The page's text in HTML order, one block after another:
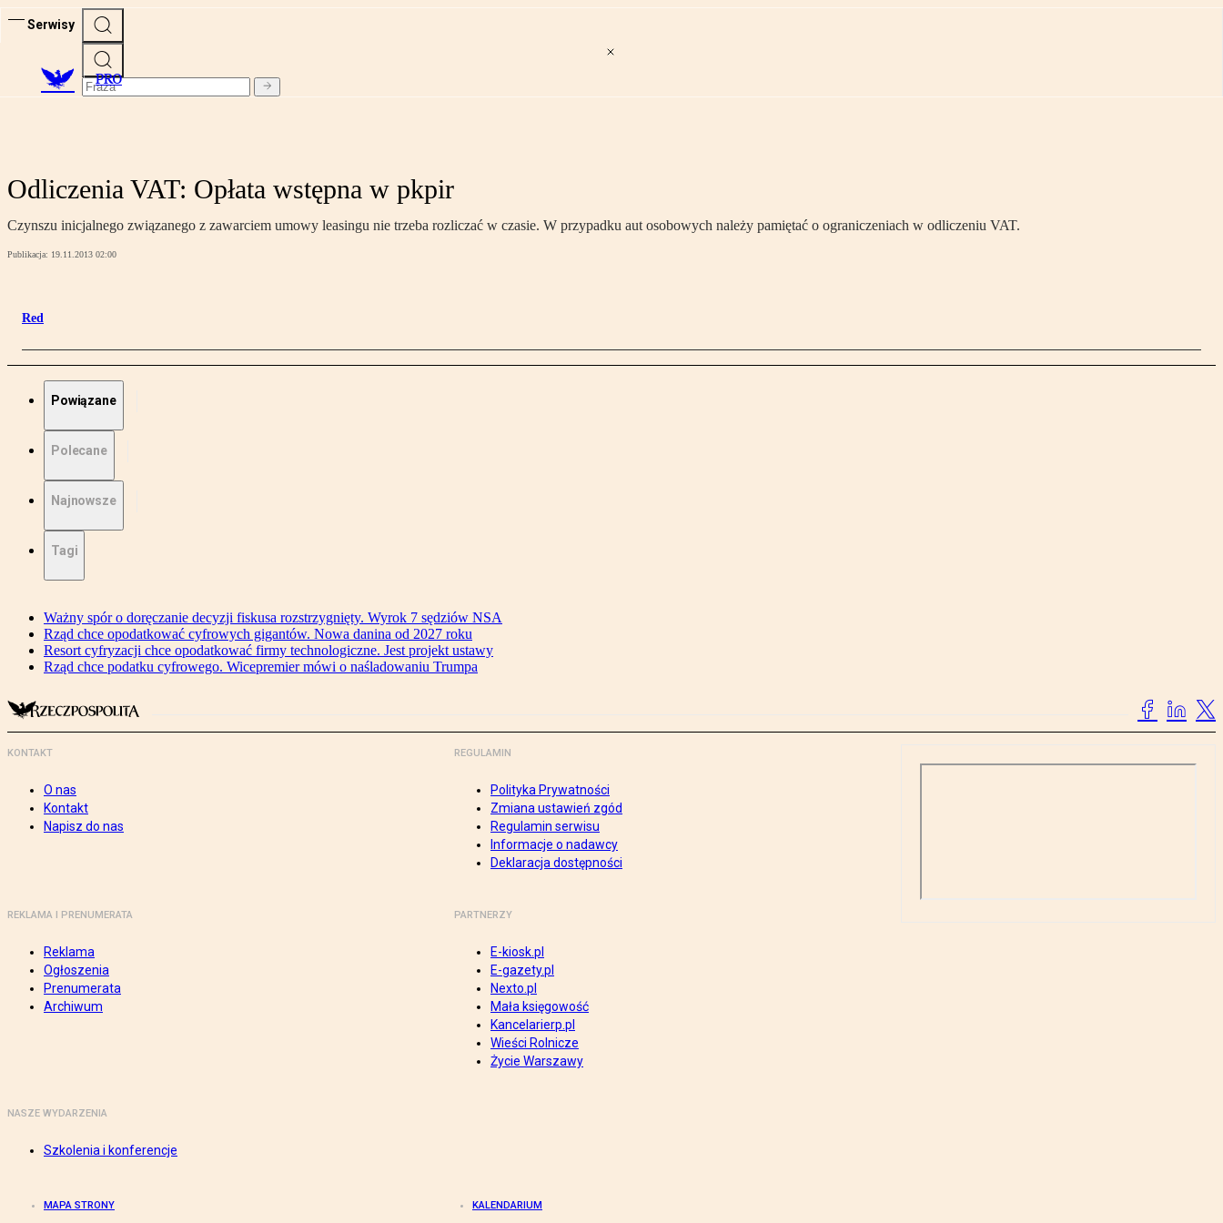
Serwisy
PRO
Odliczenia VAT: Opłata wstępna w pkpir
Czynszu inicjalnego związanego z zawarciem umowy leasingu nie trzeba rozliczać w czasie. W przypadku aut osobowych należy pamiętać o ograniczeniach w odliczeniu VAT.
Publikacja: 19.11.2013 02:00
Red
Powiązane
Polecane
Najnowsze
Tagi
Ważny spór o doręczanie decyzji fiskusa rozstrzygnięty. Wyrok 7 sędziów NSA
Rząd chce opodatkować cyfrowych gigantów. Nowa danina od 2027 roku
Resort cyfryzacji chce opodatkować firmy technologiczne. Jest projekt ustawy
Rząd chce podatku cyfrowego. Wicepremier mówi o naśladowaniu Trumpa
KONTAKT
O nas
Kontakt
Napisz do nas
REGULAMIN
Polityka Prywatności
Zmiana ustawień zgód
Regulamin serwisu
Informacje o nadawcy
Deklaracja dostępności
REKLAMA I PRENUMERATA
Reklama
Ogłoszenia
Prenumerata
Archiwum
PARTNERZY
E-kiosk.pl
E-gazety.pl
Nexto.pl
Mała księgowość
Kancelarierp.pl
Wieści Rolnicze
Życie Warszawy
NASZE WYDARZENIA
Szkolenia i konferencje
MAPA STRONY KALENDARIUM